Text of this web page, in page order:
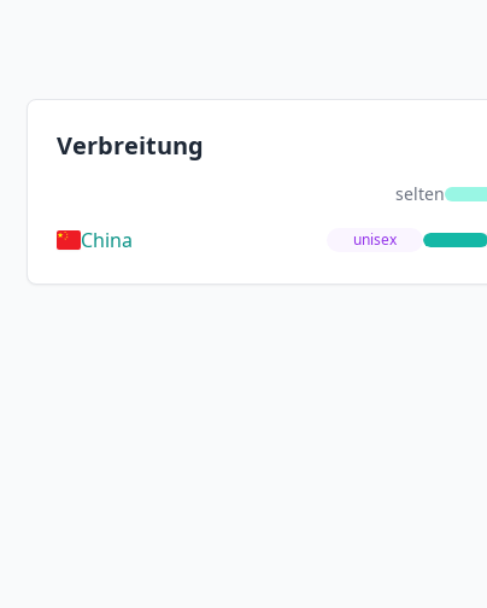
Verbreitung
selten
China unisex